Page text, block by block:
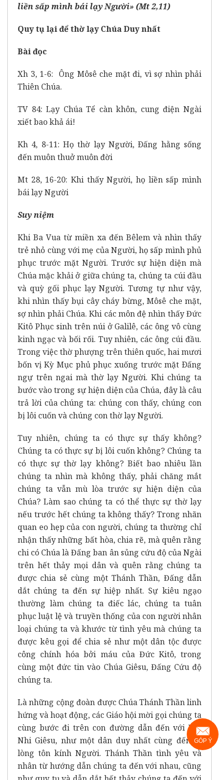
liền sấp mình bái lạy Người» (Mt 2,11)
Quy tụ lại để thờ lạy Chúa Duy nhất
Bài đọc
Xh 3, 1-6: Ông Môsê che mặt đi, vì sợ nhìn phải
Thiên Chúa.
TV 84: Lạy Chúa Tể càn khôn, cung điện Ngài
xiết bao khả ái!
Kh 4, 8-11: Họ thờ lạy Người, Ðấng hằng sống
đến muôn thuở muôn đời
Mt 28, 16-20: Khi thấy Người, họ liền sấp mình
bái lạy Người
Suy niệm
Khi Ba Vua từ miền xa đến Bêlem và nhìn thấy
trẻ nhỏ cùng với mẹ của Người, họ sấp mình phủ
phục trước mặt Người. Trước sự hiện diện mà
Chúa mặc khải ở giữa chúng ta, chúng ta cúi đầu
và quỳ gối phục lạy Người. Tương tự như vậy,
khi nhìn thấy bụi cây cháy bừng, Môsê che mặt,
sợ nhìn phải Chúa. Khi các môn đệ nhìn thấy Đức
Kitô Phục sinh trên núi ở Galilê, các ông vô cùng
kinh ngạc và bối rối. Tuy nhiên, các ông cúi đầu.
Trong việc thờ phượng trên thiên quốc, hai mươi
bốn vị Kỳ Mục phủ phục xuống trước mặt Ðấng
ngự trên ngai mà thờ lạy Người. Khi chúng ta
bước vào trong sự hiện diện của Chúa, đây là câu
trả lời của chúng ta: chúng con thấy, chúng con
bị lôi cuốn và chúng con thờ lạy Người.
Tuy nhiên, chúng ta có thực sự thấy không?
Chúng ta có thực sự bị lôi cuốn không? Chúng ta
có thực sự thờ lạy không? Biết bao nhiêu lần
chúng ta nhìn mà không thấy, phải chăng mắt
chúng ta vẫn mù lòa trước sự hiện diện của
Chúa? Làm sao chúng ta có thể thực sự thờ lạy
nếu trước hết chúng ta không thấy? Trong nhãn
quan eo hẹp của con người, chúng ta thường chỉ
nhận thấy những bất hòa, chia rẽ, mà quên rằng
chi có Chúa là Đấng ban ân sủng cứu độ của Ngài
trên hết thảy mọi dân và quên rằng chúng ta
được chia sẻ cùng một Thánh Thần, Đấng dẫn
dắt chúng ta đến sự hiệp nhất. Sự kiêu ngạo
thường làm chúng ta điếc lác, chúng ta tuân
phục luật lệ và truyền thống của con người nhân
loại chúng ta và khước từ tình yêu mà chúng ta
được kêu gọi để chia sẻ như một dân tộc được
công chính hóa bởi máu của Đức Kitô, trong
cùng một đức tin vào Chúa Giêsu, Đấng Cứu độ
chúng ta.
Là những cộng đoàn được Chúa Thánh Thần linh
hứng và hoạt động, các Giáo hội mời gọi chúng ta
cùng bước đi trên con đường dẫn đến với Hài
Nhi Giêsu, như một dân duy nhất cùng đến tỏ
lòng tôn kính Người. Thánh Thần tình yêu và
nhân từ hướng dẫn chúng ta đến với nhau, cũng
GÓP Ý